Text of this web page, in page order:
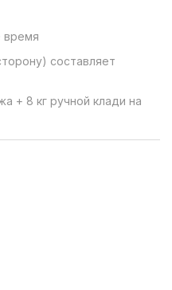
время
составляет
+ 8 кг ручной клади на